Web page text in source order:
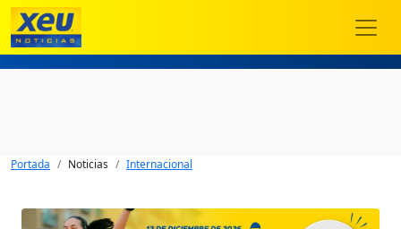
Portada Noticias Internacional